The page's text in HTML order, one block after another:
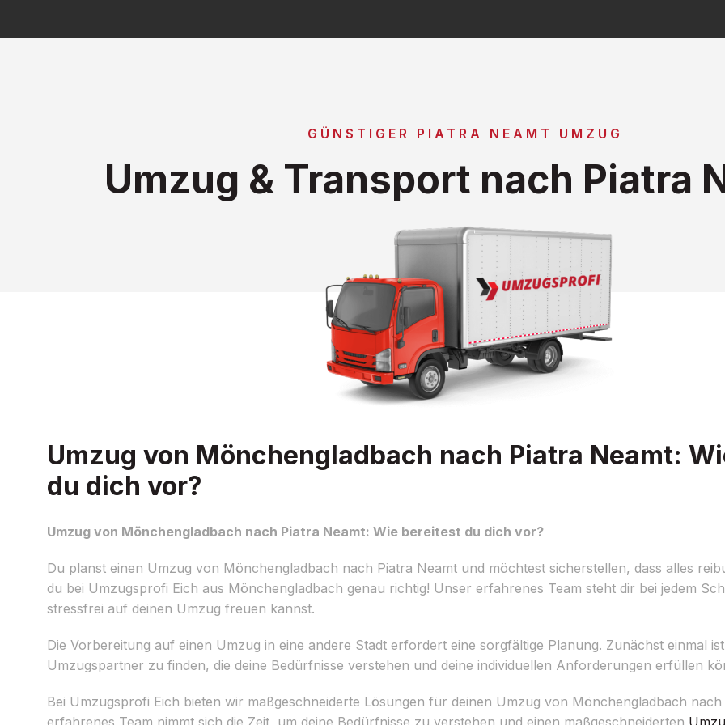
GÜNSTIGER PIATRA NEAMT UMZUG
Umzug & Transport nach Piatra
Umzug von Mönchengladbach nach Piatra Neamt:
du dich vor?
Umzug von Mönchengladbach nach Piatra Neamt: Wie bereitest du dich vor?
Du planst einen Umzug von Mönchengladbach nach Piatra Neamt und möchtest sicherstellen, dass alles
du bei Umzugsprofi Eich aus Mönchengladbach genau richtig! Unser erfahrenes Team steht dir bei jedem
stressfrei auf deinen Umzug freuen kannst.
Die Vorbereitung auf einen Umzug in eine andere Stadt erfordert eine sorgfältige Planung. Zunächst einmal
Umzugspartner zu finden, die deine Bedürfnisse verstehen und deine individuellen Anforderungen erfüllen
Bei Umzugsprofi Eich bieten wir maßgeschneiderte Lösungen für deinen Umzug von Mönchengladbach